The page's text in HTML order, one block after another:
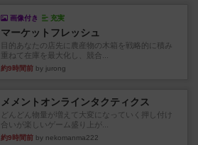
画像付き 充実
マーケットフレッシュ
目的あなたの店先に農産物の木箱を戦略的に積み
重ねて在庫を最大化し、競合...
約9時間前 by jurong
メメントオンラインタクティクス
どんどん物量が増えて大変になっていく押し付け
合いが楽しいゲーム盛り上が...
約9時間前 by nekomanma222